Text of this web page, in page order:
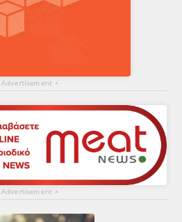
Advertisement ▴
Advertisement ▴